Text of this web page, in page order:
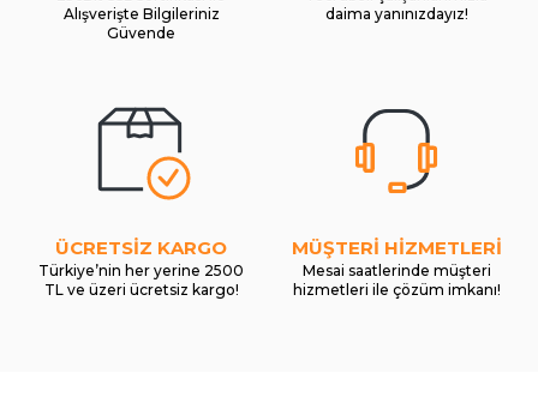
Alışverişte Bilgileriniz
Güvende
daima yanınızdayız!
ÜCRETSİZ KARGO
Türkiye’nin her yerine 2500
TL ve üzeri ücretsiz kargo!
MÜŞTERİ HİZMETLERİ
Mesai saatlerinde müşteri
hizmetleri ile çözüm imkanı!